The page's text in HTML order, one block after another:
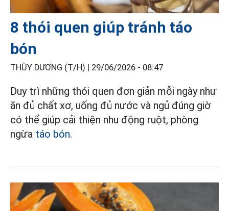
8 thói quen giúp tránh táo
bón
THÙY DƯƠNG (T/H) | 29/06/2026 - 08:47
Duy trì những thói quen đơn giản mỗi ngày như
ăn đủ chất xơ, uống đủ nước và ngủ đúng giờ
có thể giúp cải thiện nhu động ruột, phòng
ngừa táo bón.